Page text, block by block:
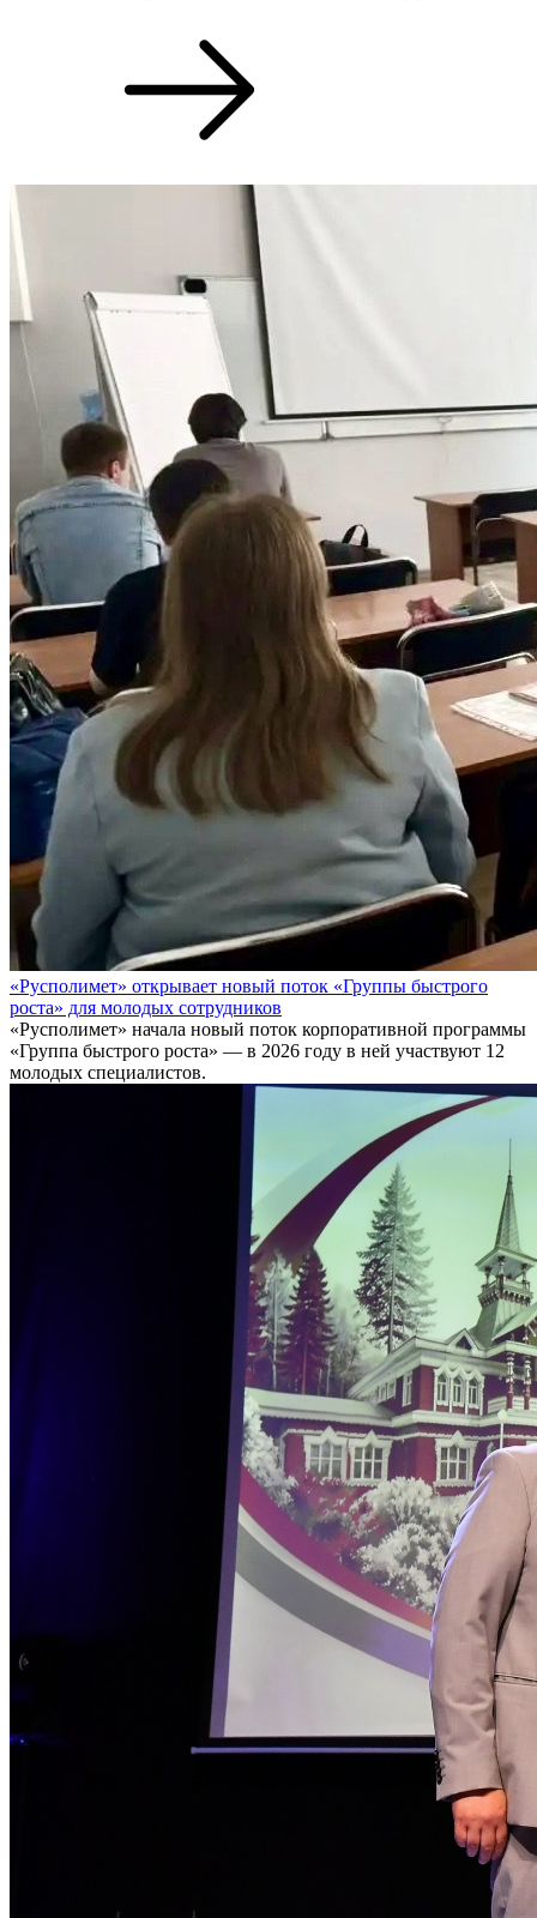
«Русполимет» открывает новый поток «Группы быстрого
роста» для молодых сотрудников
«Русполимет» начала новый поток корпоративной программы
«Группа быстрого роста» — в 2026 году в ней участвуют 12
молодых специалистов.